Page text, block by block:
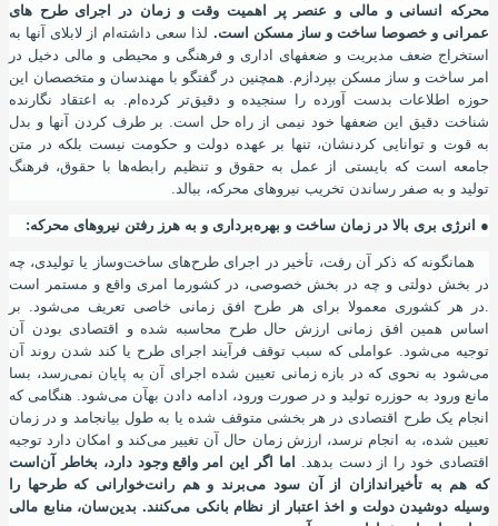
محرکه انسانی و مالی و عنصر پر اهمیت وقت و زمان در اجرای طرح های
عمرانی و خصوصا ساخت و ساز مسکن است. لذا سعی داشته‌ام از لابلای آنها به
استخراج ضعف مدیریت و ضعفهای اداری و فرهنگی و محیطی و مالی دخیل در
امر ساخت و ساز مسکن بپردازم. همچنین در گفتگو با مهندسان و متخصصان این
حوزه اطلاعات بدست آورده را سنجیده و دقیق‌تر کرده‌ام. به اعتقاد نگارنده
شناخت دقیق این ضعفها خود نیمی از راه حل است. بر طرف کردن آنها و بدل
به قوت و توانایی کردنشان، تنها بر عهده دولت و حکومت نیست بلکه در متن
جامعه است که بایستی از عمل به حقوق و تنظیم رابطه‌ها با حقوق، فرهنگ
تولید و به صفر رساندن تخریب نیروهای محرکه، ببالد.
● انرژی بری بالا در زمان ساخت و بهره‌برداری و به هرز رفتن نیروهای محرکه:
همانگونه که ذکر آن رفت، تأخیر در اجرای طرح‌های ساخت‌و‌ساز یا تولیدی، چه
در بخش دولتی و چه در بخش خصوصی، در کشورما امری واقع و مستمر است
.در هر کشوری معمولا برای هر طرح افق زمانی خاصی تعریف می‌شود. بر
اساس همین افق زمانی ارزش حال طرح محاسبه شده و اقتصادی بودن آن
توجیه می‌شود. عواملی که سبب توقف فرآیند اجرای طرح یا کند شدن روند آن
می‌شود به نحوی که در بازه‌ زمانی تعیین شده اجرای آن به پایان نمی‌رسد، بسا
مانع ورود به حوزره تولید و در صورت ورود ، ادامه‌ دادن بهآن می‌شود. هنگامی که
انجام یک طرح اقتصادی در هر بخشی متوقف شده یا به طول بیانجامد و در زمان
تعیین شده، به انجام نرسد ، ارزش زمان حال آن تغییر می‌کند و امکان دارد توجیه
اقتصادی خود را از دست بدهد.
اما اگر این امر واقع وجود دارد، بخاطر
ن‌است
که هم به تأخیراندازان از آن سود می‌برند و هم رانت‌خوارانی که طرحها را
وسیله دوشیدن دولت و اخذ اعتبار از نظام بانکی می‌کنند. بدین‌سان، منابع مالی